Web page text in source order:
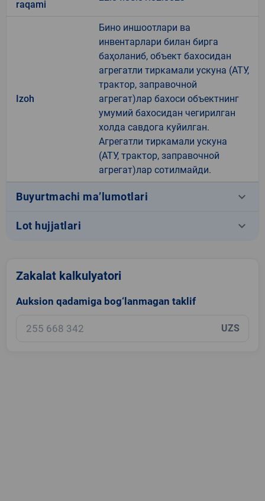
raqami
Izoh
Бино иншоотлари ва
инвентарлари билан бирга
баҳоланиб, объект бахосидан
агрегатли тиркамали ускуна (АТУ,
трактор, заправочной
агрегат)лар бахоси объектнинг
умумий бахосидан чегирилган
холда савдога куйилган.
Агрегатли тиркамали ускуна
(АТУ, трактор, заправочной
агрегат)лар сотилмайди.
Buyurtmachi ma’lumotlari keyboard_arrow_down
Lot hujjatlari keyboard_arrow_down
Zakalat kalkulyatori
Auksion qadamiga bog‘lanmagan taklif
UZS